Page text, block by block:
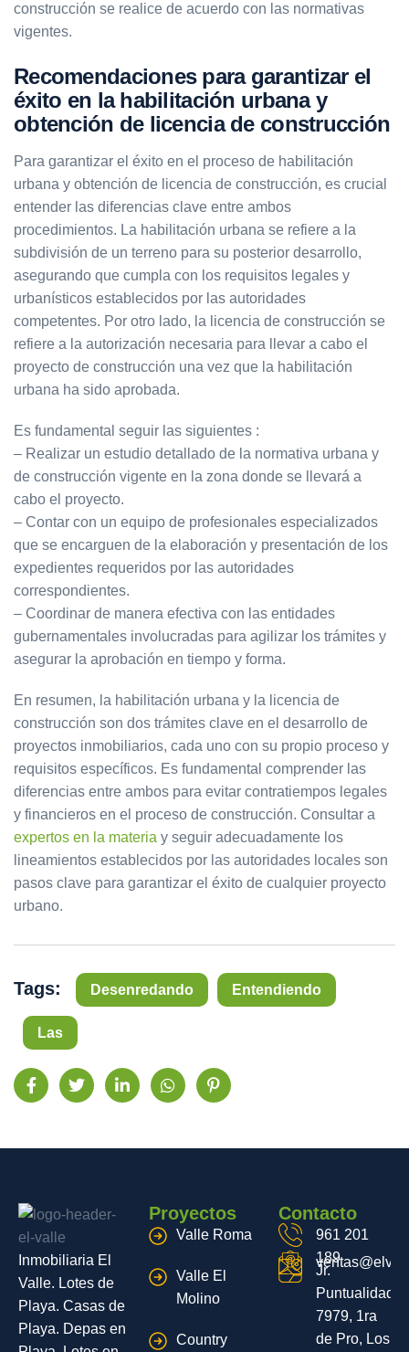
construcción se realice de acuerdo con las normativas
vigentes.
Recomendaciones para garantizar el
éxito en la habilitación urbana y
obtención de licencia de construcción
Para garantizar el éxito en el proceso de habilitación
urbana y obtención de licencia de construcción, es crucial
entender las diferencias clave entre ambos
procedimientos. La habilitación urbana se refiere a la
subdivisión de un terreno para su posterior desarrollo,
asegurando que cumpla con los requisitos legales y
urbanísticos establecidos por las autoridades
competentes. Por otro lado, la licencia de construcción se
refiere a la autorización necesaria para llevar a cabo el
proyecto de construcción una vez que la habilitación
urbana ha sido aprobada.
Es fundamental seguir las siguientes :
– Realizar un estudio detallado de la normativa urbana y
de construcción vigente en la zona donde se llevará a
cabo el proyecto.
– Contar con un equipo de profesionales especializados
que se encarguen de la elaboración y presentación de los
expedientes requeridos por las autoridades
correspondientes.
– Coordinar de manera efectiva con las entidades
gubernamentales involucradas para agilizar los trámites y
asegurar la aprobación en tiempo y forma.
En resumen, la habilitación urbana y la licencia de
construcción son dos trámites clave en el desarrollo de
proyectos inmobiliarios, cada uno con su propio proceso y
requisitos específicos. Es fundamental comprender las
diferencias entre ambos para evitar contratiempos legales
y financieros en el proceso de construcción. Consultar a
expertos en la materia y seguir adecuadamente los
lineamientos establecidos por las autoridades locales son
pasos clave para garantizar el éxito de cualquier proyecto
urbano.
Tags: Desenredando Entendiendo
Las
Inmobiliaria El
Valle. Lotes de
Playa. Casas de
Playa. Depas en
Proyectos
Valle Roma
Valle El
Molino
Country
Contacto
961 201
189
Jr.
Puntualidad
7979, 1ra
de Pro, Los